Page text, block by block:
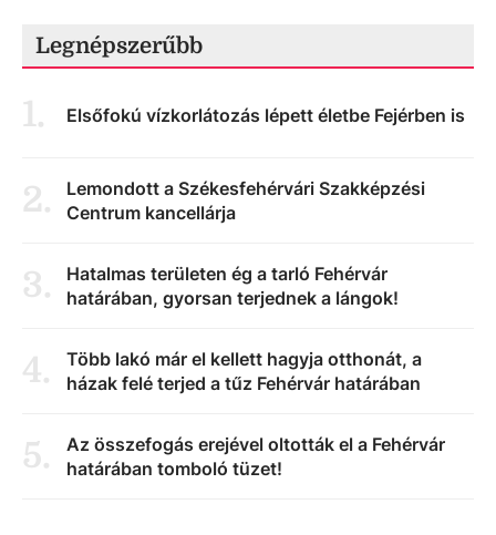
Legnépszerűbb
1. Elsőfokú vízkorlátozás lépett életbe Fejérben is
2.
Lemondott a Székesfehérvári Szakképzési
Centrum kancellárja
3.
Hatalmas területen ég a tarló Fehérvár
határában, gyorsan terjednek a lángok!
4.
Több lakó már el kellett hagyja otthonát, a
házak felé terjed a tűz Fehérvár határában
5.
Az összefogás erejével oltották el a Fehérvár
határában tomboló tüzet!